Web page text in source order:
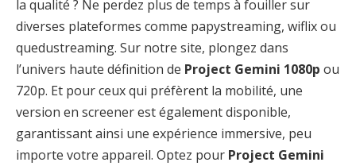
la qualité ? Ne perdez plus de temps à fouiller sur
diverses plateformes comme papystreaming, wiflix ou
quedustreaming. Sur notre site, plongez dans
l’univers haute définition de Project Gemini 1080p ou
720p. Et pour ceux qui préfèrent la mobilité, une
version en screener est également disponible,
garantissant ainsi une expérience immersive, peu
importe votre appareil. Optez pour Project Gemini